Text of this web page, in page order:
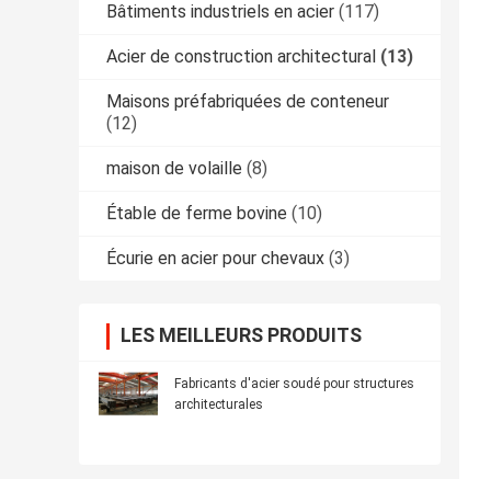
Bâtiments industriels en acier (117)
Acier de construction architectural (13)
Maisons préfabriquées de conteneur
(12)
maison de volaille (8)
Étable de ferme bovine (10)
Écurie en acier pour chevaux (3)
LES MEILLEURS PRODUITS
Fabricants d'acier soudé pour structures
architecturales